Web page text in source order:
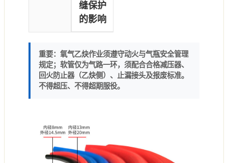
缝保护
的影响
重要： 氧气乙炔作业须遵守动火与气瓶安全管理
规定；软管仅为气路一环，须配合合格减压器、
回火防止器（乙炔侧）、止漏接头及报废标准。
不得超压、不得超期服役。